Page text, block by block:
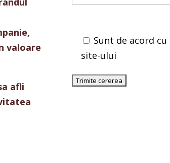
valoare
afli
Sunt de acord cu
site-ului